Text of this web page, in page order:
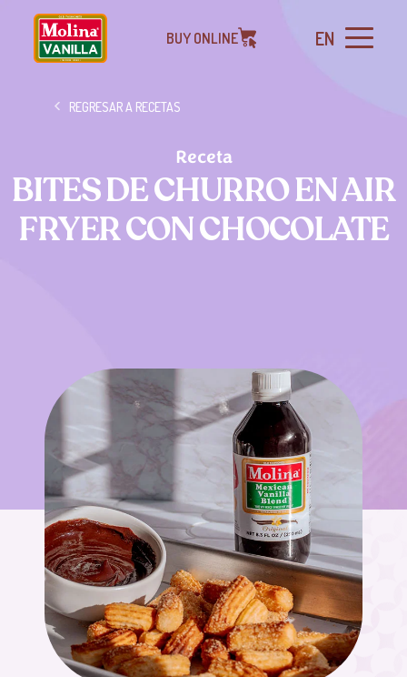
BUY ONLINE EN
REGRESAR A RECETAS
Receta
BITES DE CHURRO EN AIR
FRYER CON CHOCOLATE